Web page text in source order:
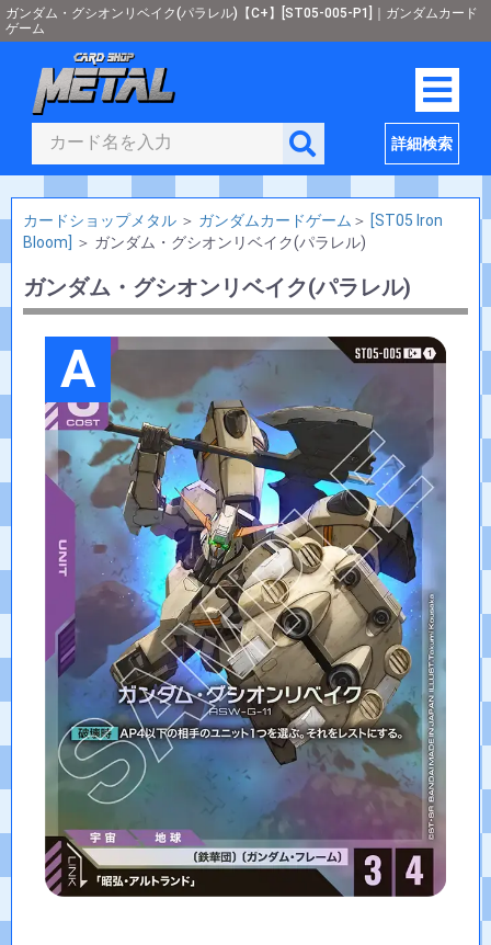
ガンダム・グシオンリベイク(パラレル)【C+】[ST05-005-P1]｜ガンダムカード
ゲーム
詳細検索
カードショップメタル ＞ ガンダムカードゲーム ＞ [ST05 Iron
Bloom]
＞ ガンダム・グシオンリベイク(パラレル)
ガンダム・グシオンリベイク(パラレル)
A